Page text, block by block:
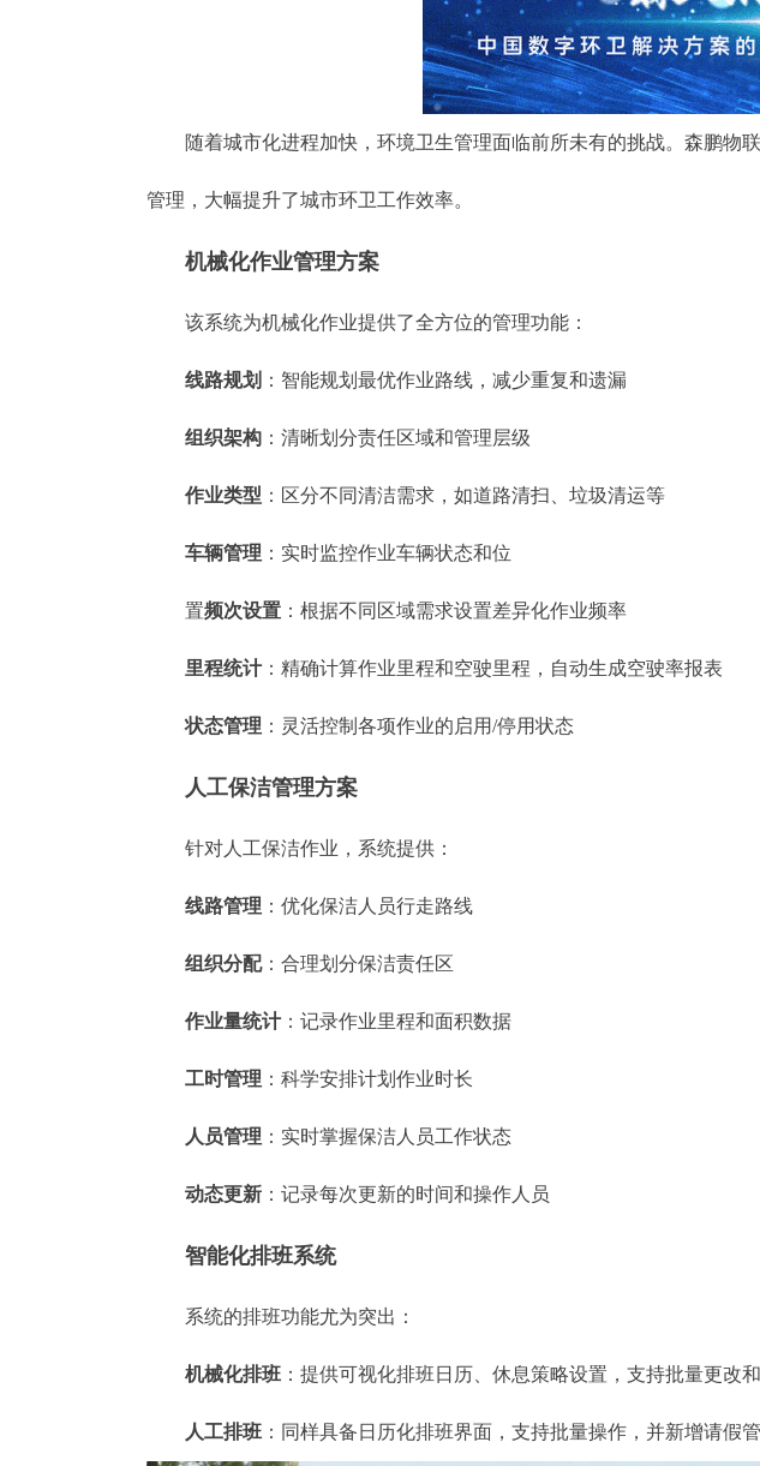
随着城市化进程加快，环境卫生管理面临前所未有的挑战。森鹏物
管理，大幅提升了城市环卫工作效率。
机械化作业管理方案
该系统为机械化作业提供了全方位的管理功能：
线路规划 ：智能规划最优作业路线，减少重复和遗漏
组织架构 ：清晰划分责任区域和管理层级
作业类型 ：区分不同清洁需求，如道路清扫、垃圾清运等
车辆管理 ：实时监控作业车辆状态和位
置频次设置 ：根据不同区域需求设置差异化作业频率
里程统计：精确计算作业里程和空驶里程，自动生成空驶率报表
状态管理 ：灵活控制各项作业的启用/停用状态
人工保洁管理方案
针对人工保洁作业，系统提供：
线路管理 ：优化保洁人员行走路线
组织分配：合理划分保洁责任区
作业量统计：记录作业里程和面积数据
工时管理 ：科学安排计划作业时长
人员管理 ：实时掌握保洁人员工作状态
动态更新 ：记录每次更新的时间和操作人员
智能化排班系统
系统的排班功能尤为突出：
机械化排班 ：提供可视化排班日历、休息策略设置，支持批量更改
人工排班 ：同样具备日历化排班界面，支持批量操作，并新增请假